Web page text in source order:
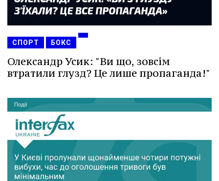
СПОРТ БОКС
Олександр Усик: "Ви що, зовсім
втратили глузд? Це лише пропаганда!"